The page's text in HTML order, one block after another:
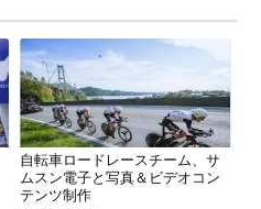
自転車ロードレースチーム、サ
ムスン電子と写真＆ビデオコン
テンツ制作